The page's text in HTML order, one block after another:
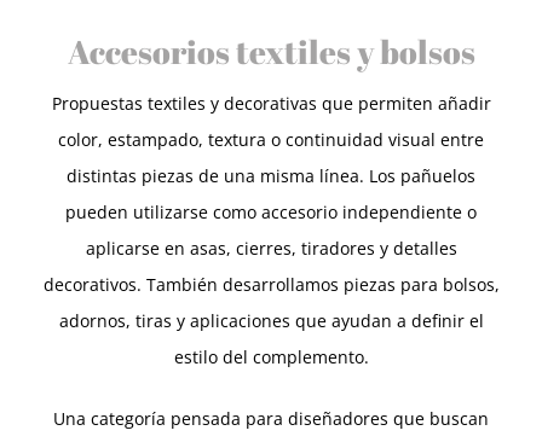
Accesorios textiles y bolsos
Propuestas textiles y decorativas que permiten añadir
color, estampado, textura o continuidad visual entre
distintas piezas de una misma línea. Los pañuelos
pueden utilizarse como accesorio independiente o
aplicarse en asas, cierres, tiradores y detalles
decorativos. También desarrollamos piezas para bolsos,
adornos, tiras y aplicaciones que ayudan a definir el
estilo del complemento.
Una categoría pensada para diseñadores que buscan